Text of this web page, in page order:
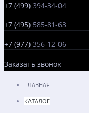
+7 (499) 394-34-04
+7 (495) 585-81-63
+7 (977) 356-12-06
Заказать звонок
ГЛАВНАЯ
КАТАЛОГ